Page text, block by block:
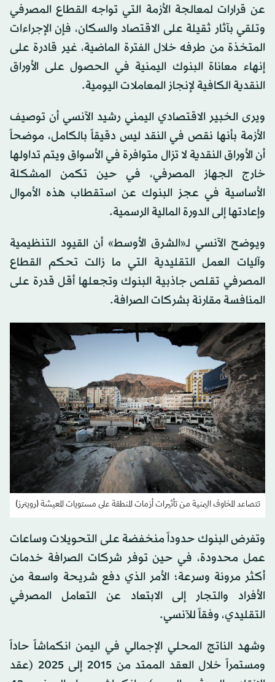
عن قرارات لمعالجة الأزمة التي تواجه القطاع المصرفي
وتلقي بآثار ثقيلة على الاقتصاد والسكان، فإن الإجراءات
المتخذة من طرفه خلال الفترة الماضية، غير قادرة على
إنهاء معاناة البنوك اليمنية في الحصول على الأوراق
النقدية الكافية لإنجاز المعاملات اليومية.
ويرى الخبير الاقتصادي اليمني رشيد الآنسي أن توصيف
الأزمة بأنها نقص في النقد ليس دقيقاً بالكامل، موضحاً
أن الأوراق النقدية لا تزال متوافرة في الأسواق ويتم تداولها
خارج الجهاز المصرفي، في حين تكمن المشكلة
الأساسية في عجز البنوك عن استقطاب هذه الأموال
وإعادتها إلى الدورة المالية الرسمية.
ويوضح الآنسي لـ«الشرق الأوسط» أن القيود التنظيمية
وآليات العمل التقليدية التي ما زالت تحكم القطاع
المصرفي تقلص جاذبية البنوك وتجعلها أقل قدرة على
المنافسة مقارنة بشركات الصرافة.
تتصاعد المخاوف اليمنية من تأثيرات أزمات المنطقة على مستويات المعيشة (رويترز)
وتفرض البنوك حدوداً منخفضة على التحويلات وساعات
عمل محدودة، في حين توفر شركات الصرافة خدمات
أكثر مرونة وسرعة؛ الأمر الذي دفع شريحة واسعة من
الأفراد والتجار إلى الابتعاد عن التعامل المصرفي
التقليدي، وفقاً للآنسي.
وشهد الناتج المحلي الإجمالي في اليمن انكماشاً حاداً
ومستمراً خلال العقد الممتد من 2015 إلى 2025 (عقد